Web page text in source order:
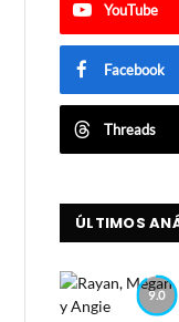
YouTube
Facebook
Threads
ÚLTIMOS
9.0